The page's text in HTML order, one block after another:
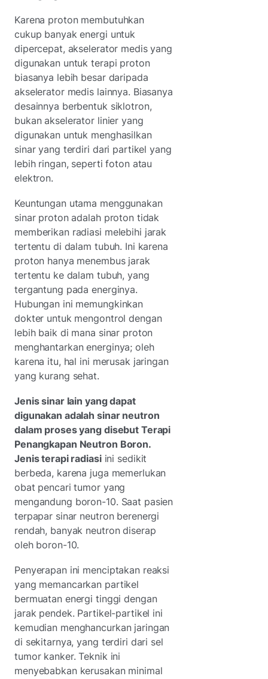
Karena proton membutuhkan
cukup banyak energi untuk
dipercepat, akselerator medis yang
digunakan untuk terapi proton
biasanya lebih besar daripada
akselerator medis lainnya. Biasanya
desainnya berbentuk siklotron,
bukan akselerator linier yang
digunakan untuk menghasilkan
sinar yang terdiri dari partikel yang
lebih ringan, seperti foton atau
elektron.
Keuntungan utama menggunakan
sinar proton adalah proton tidak
memberikan radiasi melebihi jarak
tertentu di dalam tubuh. Ini karena
proton hanya menembus jarak
tertentu ke dalam tubuh, yang
tergantung pada energinya.
Hubungan ini memungkinkan
dokter untuk mengontrol dengan
lebih baik di mana sinar proton
menghantarkan energinya; oleh
karena itu, hal ini merusak jaringan
yang kurang sehat.
Jenis sinar lain yang dapat
digunakan adalah sinar neutron
dalam proses yang disebut Terapi
Penangkapan Neutron Boron.
Jenis terapi radiasiini sedikit
berbeda, karena juga memerlukan
obat pencari tumor yang
mengandung boron-10. Saat pasien
terpapar sinar neutron berenergi
rendah, banyak neutron diserap
oleh boron-10.
Penyerapan ini menciptakan reaksi
yang memancarkan partikel
bermuatan energi tinggi dengan
jarak pendek. Partikel-partikel ini
kemudian menghancurkan jaringan
di sekitarnya, yang terdiri dari sel
tumor kanker. Teknik ini
menyebabkan kerusakan minimal